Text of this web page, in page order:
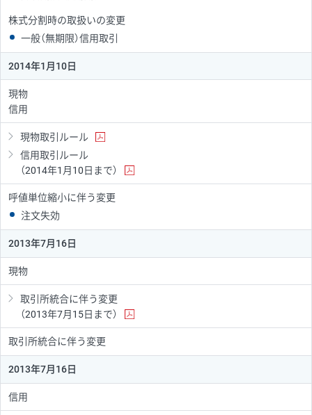
株式分割時の取扱いの変更
一般（無期限）信用取引
2014年1月10日
現物
信用
現物取引ルール
信用取引ルール
（2014年1月10日まで）
呼値単位縮小に伴う変更
注文失効
2013年7月16日
現物
取引所統合に伴う変更
（2013年7月15日まで）
取引所統合に伴う変更
2013年7月16日
信用